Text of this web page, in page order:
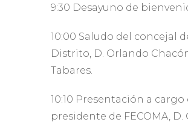
9:30 Desayuno de
10:00 Saludo del concejal
Distrito, D. Orlando
Tabares.
10:10 Presentación a cargo
presidente de FECOMA, D.